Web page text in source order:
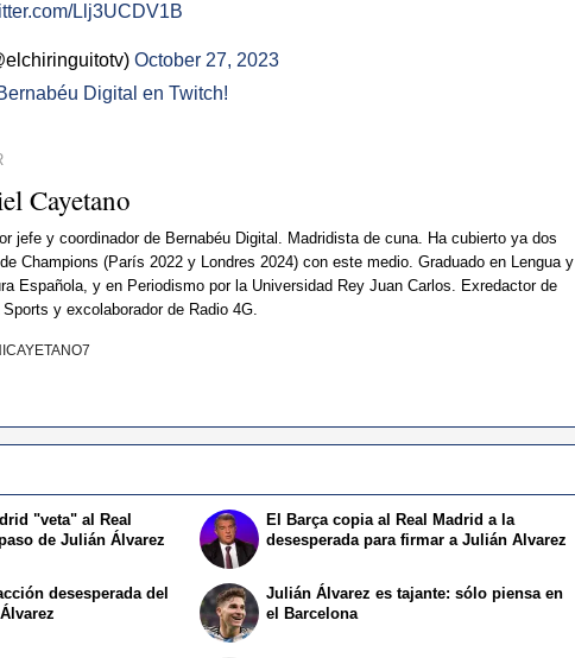
Llj3UCDV1B
October 27, 2023
Digital en Twitch!
Cayetano
jefe y coordinador de Bernabéu Digital. Madridista de cuna. Ha cubierto ya dos
Champions (París 2022 y Londres 2024) con este medio. Graduado en Lengua y
Española, y en Periodismo por la Universidad Rey Juan Carlos. Exredactor de
y excolaborador de Radio 4G.
"veta" al Real
de Julián Álvarez
desesperada del
El Barça copia al Real Madrid a la
desesperada para firmar a Julián Alvarez
Julián Álvarez es tajante: sólo piensa en
el Barcelona